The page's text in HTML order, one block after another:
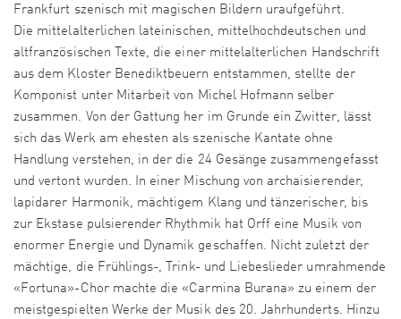
Frankfurt szenisch mit magischen Bildern uraufgeführt.
Die mittelalterlichen lateinischen, mittelhochdeutschen und
altfranzösischen Texte, die einer mittelalterlichen Handschrift
aus dem Kloster Benediktbeuern entstammen, stellte der
Komponist unter Mitarbeit von Michel Hofmann selber
zusammen. Von der Gattung her im Grunde ein Zwitter, lässt
sich das Werk am ehesten als szenische Kantate ohne
Handlung verstehen, in der die 24 Gesänge zusammengefasst
und vertont wurden. In einer Mischung von archaisierender,
lapidarer Harmonik, mächtigem Klang und tänzerischer, bis
zur Ekstase pulsierender Rhythmik hat Orff eine Musik von
enormer Energie und Dynamik geschaffen. Nicht zuletzt der
mächtige, die Frühlings-, Trink- und Liebeslieder umrahmende
«Fortuna»-Chor machte die «Carmina Burana» zu einem der
meistgespielten Werke der Musik des 20. Jahrhunderts. Hinzu